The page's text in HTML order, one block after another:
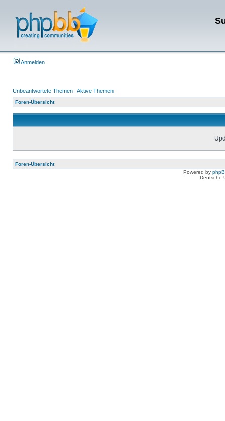
Anmelden
Unbeantwortete Themen | Aktive Themen
Foren-Übersicht
Foren-Übersicht
Powered by
Deutsche